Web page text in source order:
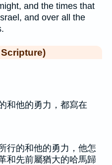
and the times that
and over all the
和他的勇力，都寫在
行的和他的勇力，他怎
和先前屬猶大的哈馬歸